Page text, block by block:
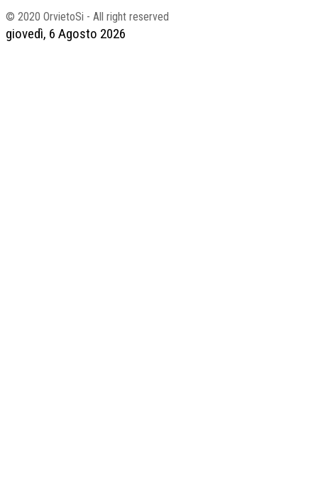
giovedì, 6 Agosto 2026
© 2020 OrvietoSi - All right reserved